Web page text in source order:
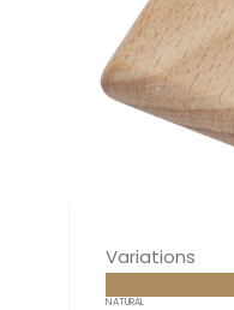
Variations
NATURAL